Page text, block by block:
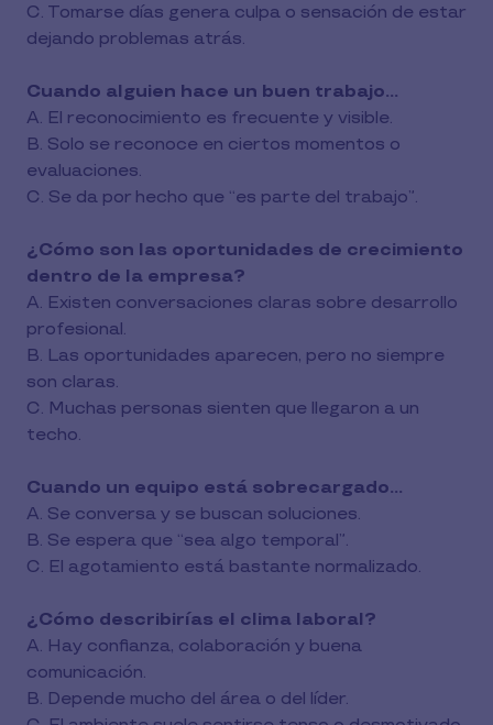
C. Tomarse días genera culpa o sensación de estar
dejando problemas atrás.
Cuando alguien hace un buen trabajo…
A. El reconocimiento es frecuente y visible.
B. Solo se reconoce en ciertos momentos o
evaluaciones.
C. Se da por hecho que “es parte del trabajo”.
¿Cómo son las oportunidades de crecimiento
dentro de la empresa?
A. Existen conversaciones claras sobre desarrollo
profesional.
B. Las oportunidades aparecen, pero no siempre
son claras.
C. Muchas personas sienten que llegaron a un
techo.
Cuando un equipo está sobrecargado…
A. Se conversa y se buscan soluciones.
B. Se espera que “sea algo temporal”.
C. El agotamiento está bastante normalizado.
¿Cómo describirías el clima laboral?
A. Hay confianza, colaboración y buena
comunicación.
B. Depende mucho del área o del líder.